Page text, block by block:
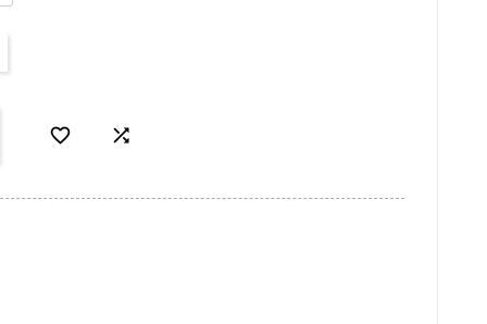
 